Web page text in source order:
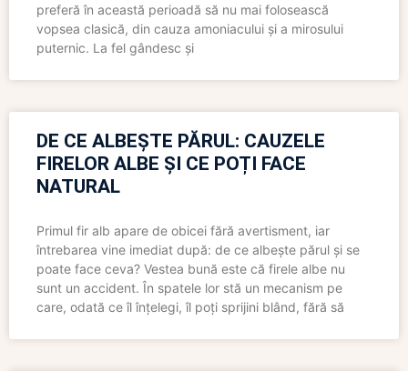
preferă în această perioadă să nu mai folosească
vopsea clasică, din cauza amoniacului și a mirosului
puternic. La fel gândesc și
DE CE ALBEȘTE PĂRUL: CAUZELE
FIRELOR ALBE ȘI CE POȚI FACE
NATURAL
Primul fir alb apare de obicei fără avertisment, iar
întrebarea vine imediat după: de ce albește părul și se
poate face ceva? Vestea bună este că firele albe nu
sunt un accident. În spatele lor stă un mecanism pe
care, odată ce îl înțelegi, îl poți sprijini blând, fără să